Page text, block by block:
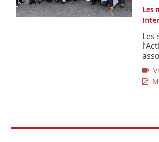
Les
Les